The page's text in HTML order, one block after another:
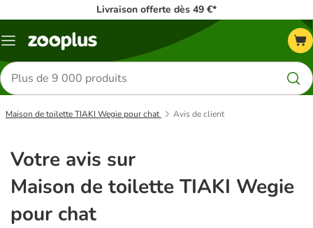
Livraison offerte dès 49 €*
Menu
Rechercher
des
produits
Maison de toilette TIAKI Wegie pour chat Avis de client
Votre avis sur
Maison de toilette TIAKI Wegie
pour chat